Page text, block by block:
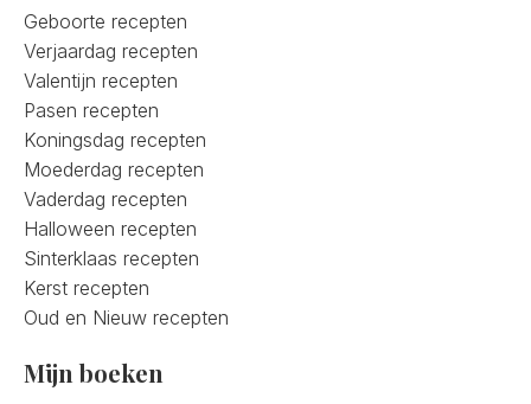
Geboorte recepten
Verjaardag recepten
Valentijn recepten
Pasen recepten
Koningsdag recepten
Moederdag recepten
Vaderdag recepten
Halloween recepten
Sinterklaas recepten
Kerst recepten
Oud en Nieuw recepten
Mijn boeken